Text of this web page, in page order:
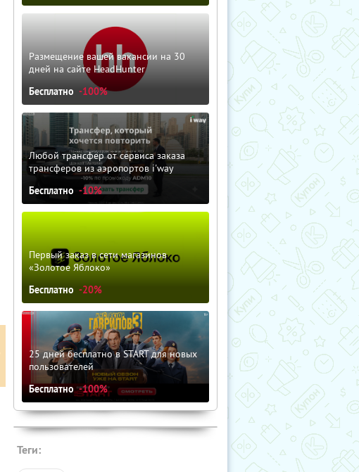
Размещение вашей вакансии на 30
дней на сайте HeadHunter
Бесплатно -100%
Любой трансфер от сервиса заказа
трансферов из аэропортов i'way
Бесплатно -10%
Первый заказ в сети магазинов
«Золотое Яблоко»
Бесплатно -20%
25 дней бесплатно в START для новых
пользователей
Бесплатно -100%
Теги: